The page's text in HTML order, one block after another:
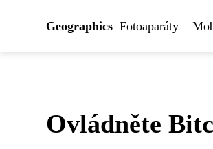
Geographics Fotoaparáty
Ovládněte